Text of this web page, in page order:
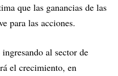
que las ganancias de las
para las acciones.
al sector de
el crecimiento, en